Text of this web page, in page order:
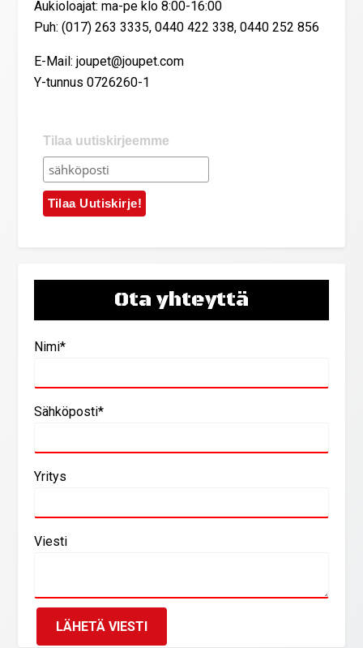
Aukioloajat: ma-pe klo 8:00-16:00
Puh: (017) 263 3335, 0440 422 338, 0440 252 856
E-Mail: joupet@joupet.com
Y-tunnus 0726260-1
Tilaa uutiskirjeemme
Ota yhteyttä
Nimi*
Sähköposti*
Yritys
Viesti